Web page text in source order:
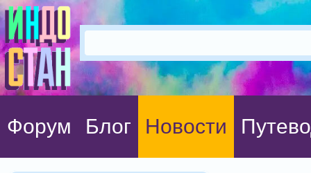
Форум Блог Новости